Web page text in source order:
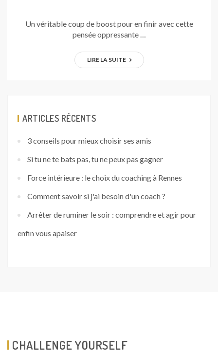
Un véritable coup de boost pour en finir avec cette
pensée oppressante …
LIRE LA SUITE
ARTICLES RÉCENTS
3 conseils pour mieux choisir ses amis
Si tu ne te bats pas, tu ne peux pas gagner
Force intérieure : le choix du coaching à Rennes
Comment savoir si j'ai besoin d'un coach ?
Arrêter de ruminer le soir : comprendre et agir pour
enfin vous apaiser
CHALLENGE YOURSELF